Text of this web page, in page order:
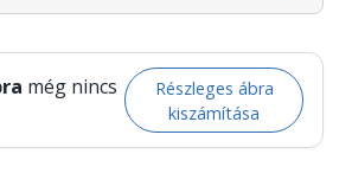
még nincs
Részleges ábra
kiszámítása